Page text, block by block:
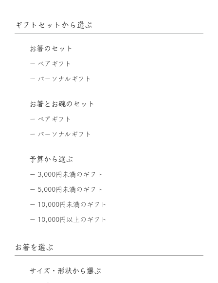
ギフトセットから選ぶ
お箸のセット
ペアギフト
パーソナルギフト
お箸とお碗のセット
ペアギフト
パーソナルギフト
予算から選ぶ
3,000円未満のギフト
5,000円未満のギフト
10,000円未満のギフト
10,000円以上のギフト
お箸を選ぶ
サイズ・形状から選ぶ